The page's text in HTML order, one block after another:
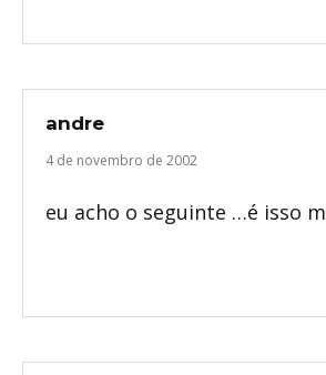
andre
4 de novembro de 2002
eu acho o seguinte …é isso